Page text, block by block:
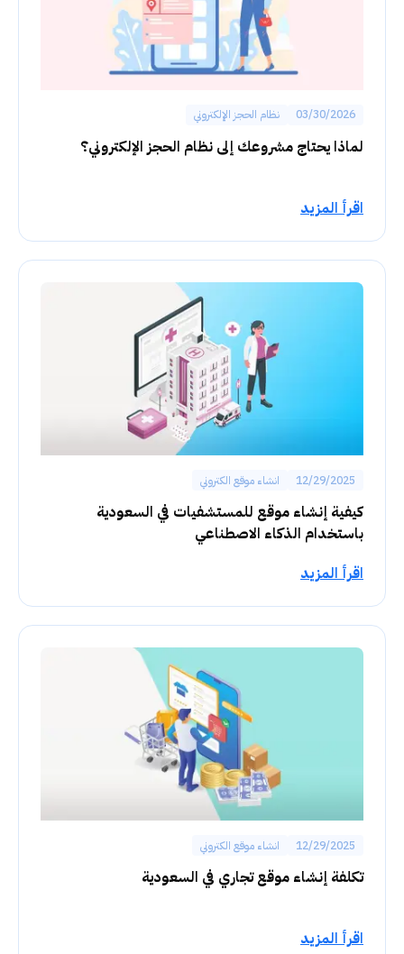
03/30/2026 نظام الحجز الإلكتروني
لماذا يحتاج مشروعك إلى نظام الحجز الإلكتروني؟
اقرأ المزيد
12/29/2025 انشاء موقع الكتروني
كيفية إنشاء موقع للمستشفيات في السعودية
باستخدام الذكاء الاصطناعي
اقرأ المزيد
12/29/2025 انشاء موقع الكتروني
تكلفة إنشاء موقع تجاري في السعودية
اقرأ المزيد